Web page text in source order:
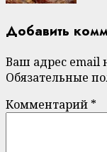
Добавить
Ваш адрес email
Обязательные
Комментарий *